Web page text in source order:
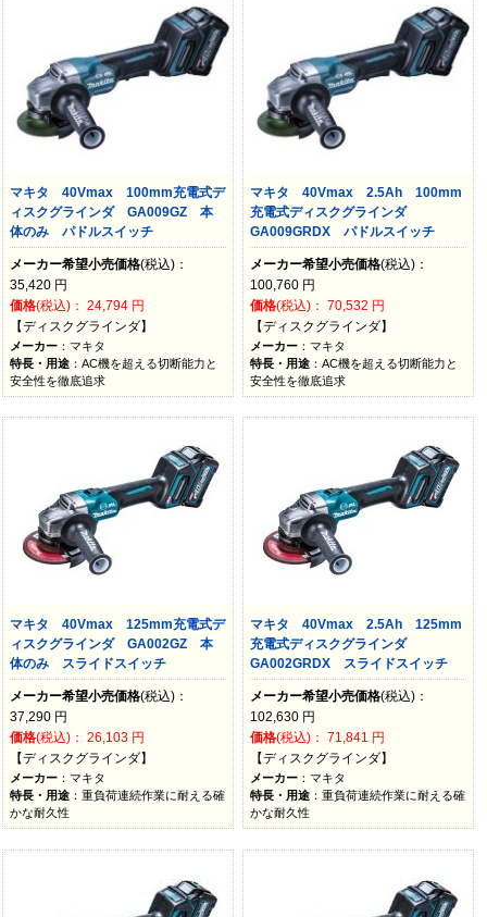
マキタ 40Vmax 100mm充電式デ
ィスクグラインダ GA009GZ 本
体のみ パドルスイッチ
メーカー希望小売価格(税込)：
35,420 円
価格(税込)：24,794 円
【ディスクグラインダ】
メーカー ：マキタ
特長・用途 ：AC機を超える切断能力と
安全性を徹底追求
マキタ 40Vmax 2.5Ah 100mm
充電式ディスクグラインダ
GA009GRDX パドルスイッチ
メーカー希望小売価格(税込)：
100,760 円
価格(税込)：70,532 円
【ディスクグラインダ】
メーカー ：マキタ
特長・用途 ：AC機を超える切断能力と
安全性を徹底追求
マキタ 40Vmax 125mm充電式デ
ィスクグラインダ GA002GZ 本
体のみ スライドスイッチ
メーカー希望小売価格(税込)：
37,290 円
価格(税込)：26,103 円
【ディスクグラインダ】
メーカー ：マキタ
特長・用途 ：重負荷連続作業に耐える確
かな耐久性
マキタ 40Vmax 2.5Ah 125mm
充電式ディスクグラインダ
GA002GRDX スライドスイッチ
メーカー希望小売価格(税込)：
102,630 円
価格(税込)：71,841 円
【ディスクグラインダ】
メーカー ：マキタ
特長・用途 ：重負荷連続作業に耐える確
かな耐久性